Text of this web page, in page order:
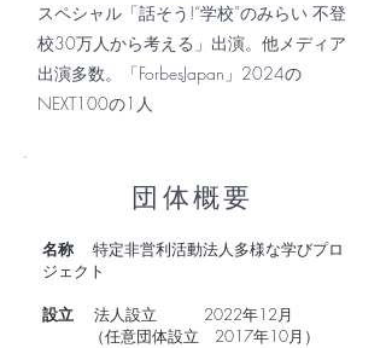
スペシャル「話そう!“学校”のみらい 不登
校30万人から考える」出演。他メディア
出演多数。「ForbesJapan」2024の
NEXT100の1人
​団体概要
名称 特定非営利活動法人多様な学びプロ
ジェクト
設立 法人設立 2022年12月
（任意団体設立 2017年10月）